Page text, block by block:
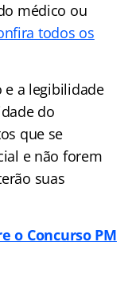
médico ou
todos os
e a legibilidade
do
que se
e não forem
suas
o Concurso PM